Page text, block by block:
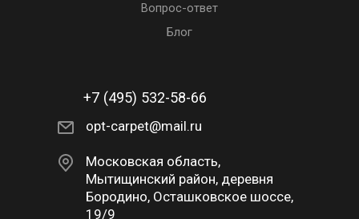
Вопрос-ответ
Блог
+7 (495) 532-58-66
opt-carpet@mail.ru
Московская область,
Мытищинский район, деревня
Бородино, Осташковское шоссе,
19/9